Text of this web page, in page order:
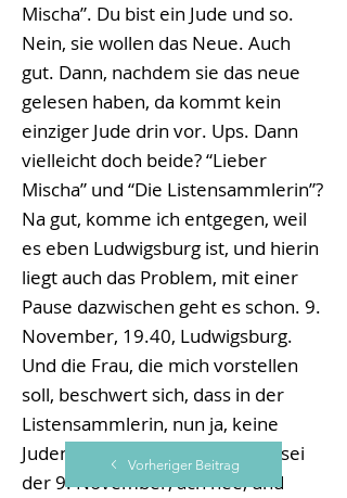
Mischa”. Du bist ein Jude und so.
Nein, sie wollen das Neue. Auch
gut. Dann, nachdem sie das neue
gelesen haben, da kommt kein
einziger Jude drin vor. Ups. Dann
vielleicht doch beide? “Lieber
Mischa” und “Die Listensammlerin”?
Na gut, komme ich entgegen, weil
es eben Ludwigsburg ist, und hierin
liegt auch das Problem, mit einer
Pause dazwischen geht es schon. 9.
November, 19.40, Ludwigsburg.
Und die Frau, die mich vorstellen
soll, beschwert sich, dass in der
Listensammlerin, nun ja, keine
Juden vorkommen, weil heute sei
der 9. November, ach nee, und
Vorheriger Beitrag